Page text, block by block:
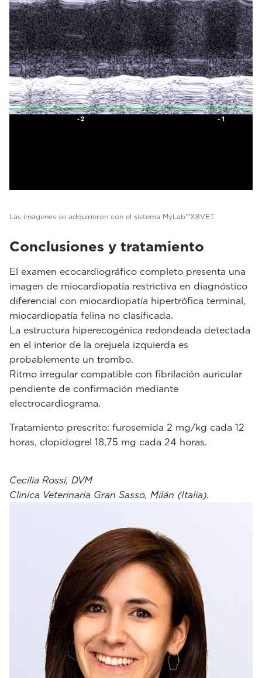
Las imágenes se adquirieron con el sistema MyLab™X8VET.
Conclusiones y tratamiento
El examen ecocardiográfico completo presenta una
imagen de miocardiopatía restrictiva en diagnóstico
diferencial con miocardiopatía hipertrófica terminal,
miocardiopatía felina no clasificada.
La estructura hiperecogénica redondeada detectada
en el interior de la orejuela izquierda es
probablemente un trombo.
Ritmo irregular compatible con fibrilación auricular
pendiente de confirmación mediante
electrocardiograma.
Tratamiento prescrito: furosemida 2 mg/kg cada 12
horas, clopidogrel 18,75 mg cada 24 horas.
Cecilia Rossi, DVM
Clinica Veterinaria Gran Sasso, Milán (Italia).